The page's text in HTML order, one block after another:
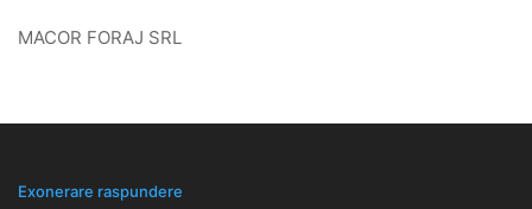
MACOR FORAJ SRL
Exonerare raspundere